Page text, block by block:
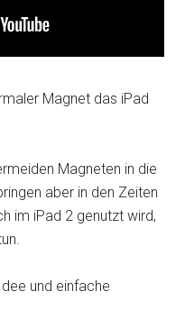
Magnet das iPad
Magneten in die
aber in den Zeiten
im iPad 2 genutzt wird,
und einfache